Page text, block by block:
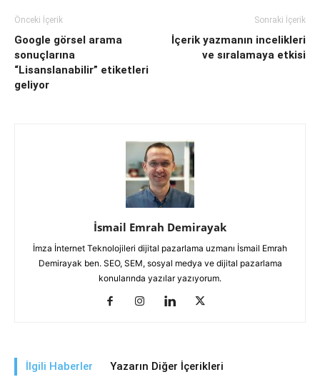
Önceki İçerik
Google görsel arama
sonuçlarına
“Lisanslanabilir” etiketleri
geliyor
Sonraki İçerik
İçerik yazmanın incelikleri
ve sıralamaya etkisi
İsmail Emrah Demirayak
İmza İnternet Teknolojileri dijital pazarlama uzmanı İsmail Emrah
Demirayak ben. SEO, SEM, sosyal medya ve dijital pazarlama
konularında yazılar yazıyorum.
İlgili Haberler Yazarın Diğer İçerikleri